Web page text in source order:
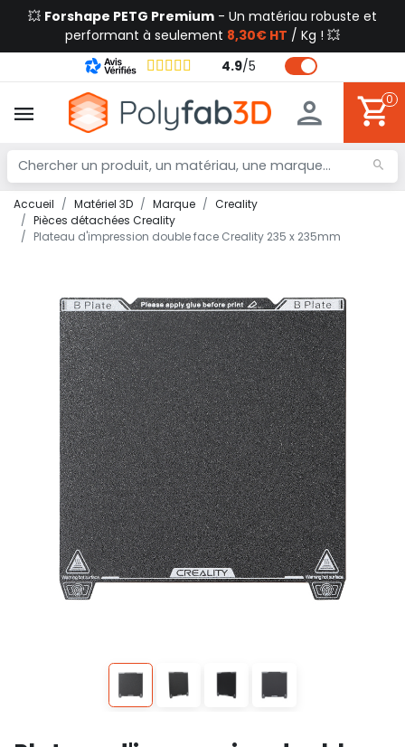
💥 Forshape PETG Premium - Un matériau robuste et
performant à seulement 8,30€ HT / Kg ! 💥
4.9/5
0
Accueil Matériel 3D Marque
Creality
Pièces détachées Creality
Plateau d'impression double face Creality 235 x 235mm